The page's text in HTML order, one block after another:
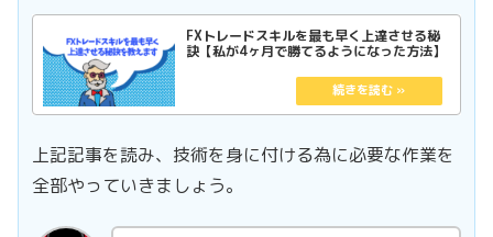
FXトレードスキルを最も早く上達させる秘
訣【私が4ヶ月で勝てるようになった方法】
上記記事を読み、技術を身に付ける為に必要な作業を
全部やっていきましょう。